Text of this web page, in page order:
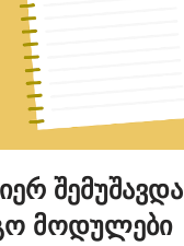
შემუშავდა
მოდულები